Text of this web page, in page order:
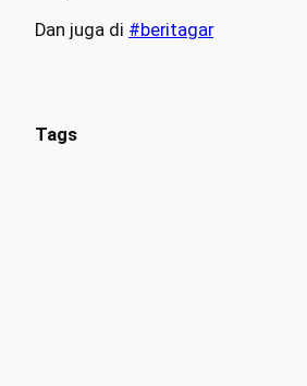
Dan juga di #beritagar
Tags